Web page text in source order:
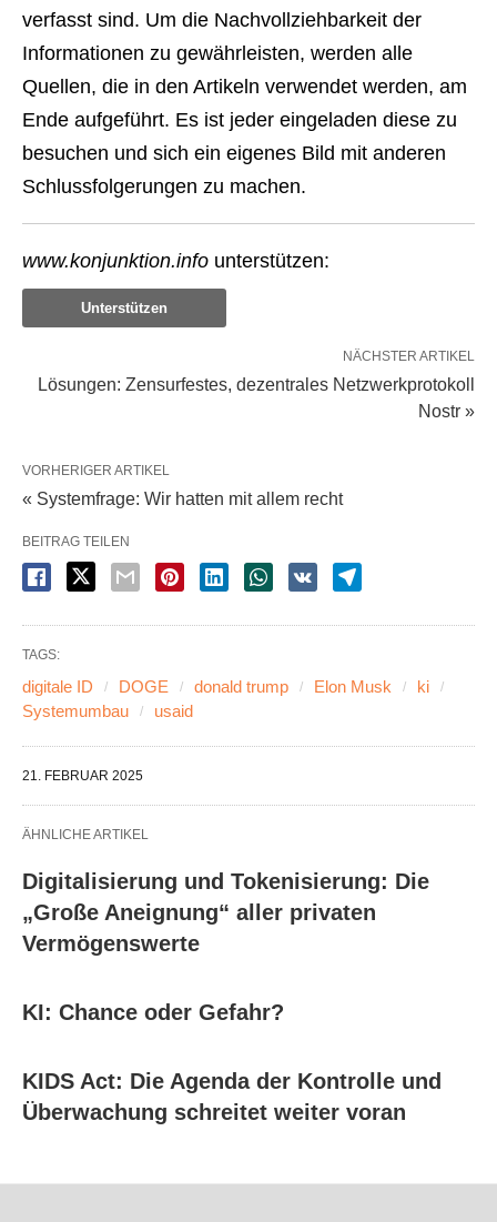
verfasst sind. Um die Nachvollziehbarkeit der
Informationen zu gewährleisten, werden alle
Quellen, die in den Artikeln verwendet werden, am
Ende aufgeführt. Es ist jeder eingeladen diese zu
besuchen und sich ein eigenes Bild mit anderen
Schlussfolgerungen zu machen.
www.konjunktion.info unterstützen:
Unterstützen
NÄCHSTER ARTIKEL
Lösungen: Zensurfestes, dezentrales Netzwerkprotokoll
Nostr »
VORHERIGER ARTIKEL
« Systemfrage: Wir hatten mit allem recht
BEITRAG TEILEN
TAGS:
digitale ID DOGE donald trump Elon Musk
ki
Systemumbau
usaid
21. FEBRUAR 2025
ÄHNLICHE ARTIKEL
Digitalisierung und Tokenisierung: Die
„Große Aneignung“ aller privaten
Vermögenswerte
KI: Chance oder Gefahr?
KIDS Act: Die Agenda der Kontrolle und
Überwachung schreitet weiter voran